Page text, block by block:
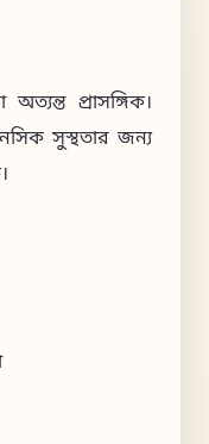
প্রাসঙ্গিক।
সুস্থতার জন্য